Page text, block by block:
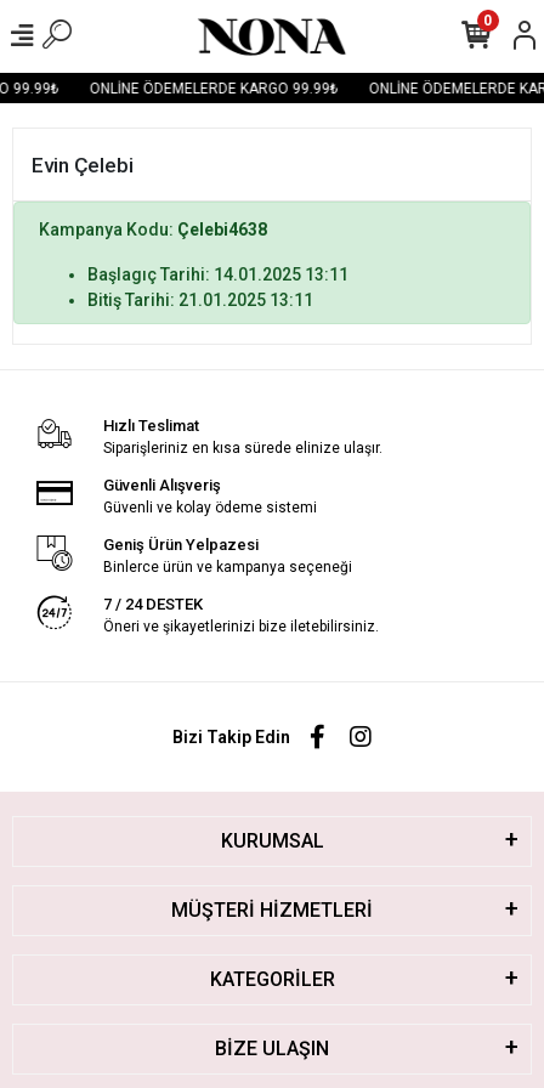
99.99₺ ONLİNE ÖDEMELERDE KARGO 99.99₺ ONLİNE ÖDEMELERDE
0
Evin Çelebi
Kampanya Kodu: Çelebi4638
Başlagıç Tarihi: 14.01.2025 13:11
Bitiş Tarihi: 21.01.2025 13:11
Hızlı Teslimat
Siparişleriniz en kısa sürede elinize ulaşır.
Güvenli Alışveriş
Güvenli ve kolay ödeme sistemi
Geniş Ürün Yelpazesi
Binlerce ürün ve kampanya seçeneği
7 / 24 DESTEK
Öneri ve şikayetlerinizi bize iletebilirsiniz.
Bizi Takip Edin
KURUMSAL
MÜŞTERİ HİZMETLERİ
KATEGORİLER
BİZE ULAŞIN